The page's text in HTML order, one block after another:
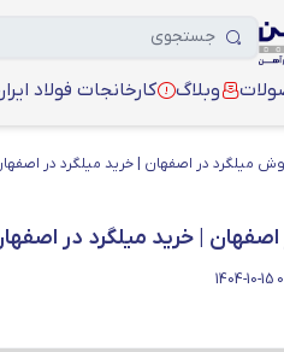
وبلاگ کارخانجات فولاد
میلگرد در اصفهان | خرید میلگرد در
| خرید میلگرد در
1404-10-15